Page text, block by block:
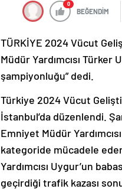
0
BEĞENDİM
TÜRKİYE 2024 Vücut
Müdür Yardımcısı
şampiyonluğu” dedi.
Türkiye 2024 Vücut
İstanbul’da düzenlendi.
Emniyet Müdür
kategoride mücadele
Yardımcısı Uygur’un
geçirdiği trafik kazası